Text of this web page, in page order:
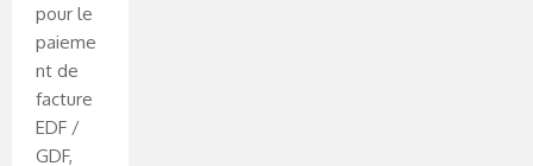
pour le
paieme
nt de
facture
EDF /
GDF,